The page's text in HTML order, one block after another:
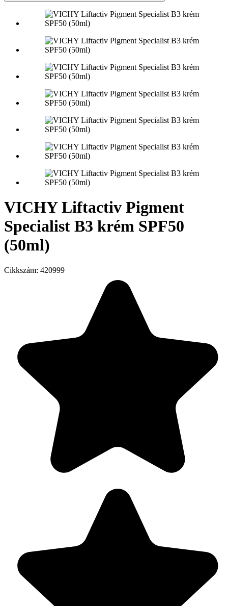
VICHY Liftactiv Pigment
Specialist B3 krém SPF50
(50ml)
Cikkszám: 420999